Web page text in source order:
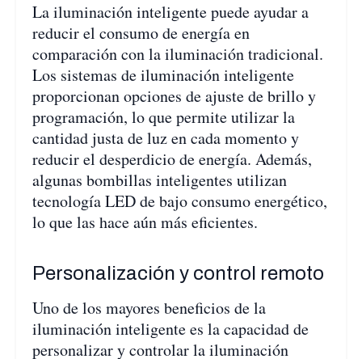
La iluminación inteligente puede ayudar a
reducir el consumo de energía en
comparación con la iluminación tradicional.
Los sistemas de iluminación inteligente
proporcionan opciones de ajuste de brillo y
programación, lo que permite utilizar la
cantidad justa de luz en cada momento y
reducir el desperdicio de energía. Además,
algunas bombillas inteligentes utilizan
tecnología LED de bajo consumo energético,
lo que las hace aún más eficientes.
Personalización y control remoto
Uno de los mayores beneficios de la
iluminación inteligente es la capacidad de
personalizar y controlar la iluminación